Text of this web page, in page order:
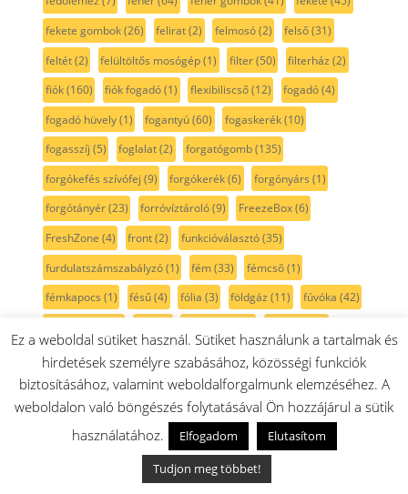
fekete gombok(26) felirat(2) felmosó(2) felső(31)
feltét(2) felültöltős mosógép(1) filter(50) filterház (2)
fiók(160) fiók fogadó(1) flexibiliscső(12) fogadó(4)
fogadó hüvely(1) fogantyú(60) fogaskerék(10)
fogasszíj (5) foglalat(2) forgatógomb(135)
forgókefés szívófej (9) forgókerék(6) forgónyárs (1)
forgótányér(23) forróvíztároló(9) FreezeBox(6)
FreshZone (4) front(2) funkcióválasztó(35)
furdulatszámszabályzó(1) fém(33) fémcső(1)
fémkapocs (1) fésű(4) fólia (3) földgáz (11) fúvóka (42)
főzőrács
(24) főzőzóna fűtés (25) fűtőbetét (46)
fűtőszál(36) fűtőtest(32) gomb(3) gombbetét(2)
gombház(5) gombkarika(8) gombtengely(2) grill(10)
(76) gumicső(12) gumiláb(10) gumitalp(7)
gyújtó elektróda(1) gyújtótrafó
Ez a weboldal sütiket használ. Sütiket használunk a tartalmak és
hirdetések személyre szabásához, közösségi funkciók
biztosításához, valamint weboldalforgalmunk elemzéséhez. A
weboldalon való böngészés folytatásával Ön hozzájárul a sütik
használatához.
Elfogadom
Elutasítom
Tudjon meg többet!